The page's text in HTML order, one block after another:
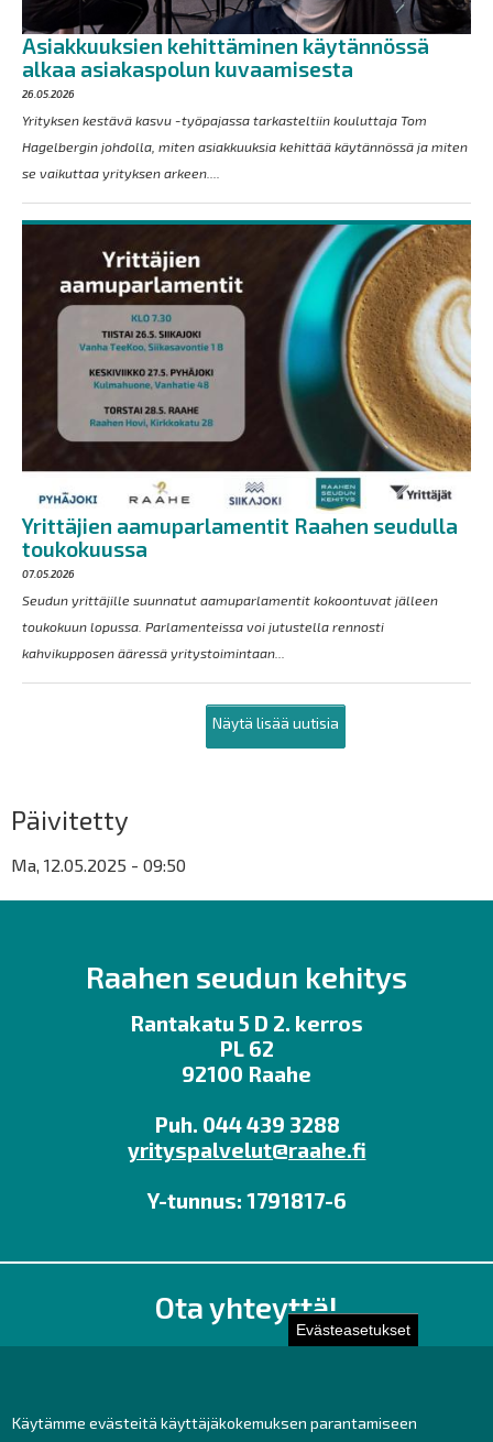
Evästeasetukset
Käytämme evästeitä käyttäjäkokemuksen parantamiseen
Asiakkuuksien kehittäminen käytännössä
alkaa asiakaspolun kuvaamisesta
26.05.2026
Yrityksen kestävä kasvu -työpajassa tarkasteltiin kouluttaja Tom
Hagelbergin johdolla, miten asiakkuuksia kehittää käytännössä ja miten
se vaikuttaa yrityksen arkeen....
Yrittäjien aamuparlamentit Raahen seudulla
toukokuussa
07.05.2026
Seudun yrittäjille suunnatut aamuparlamentit kokoontuvat jälleen
toukokuun lopussa. Parlamenteissa voi jutustella rennosti
kahvikupposen ääressä yritystoimintaan...
Näytä lisää uutisia
Päivitetty
Ma, 12.05.2025 - 09:50
Raahen seudun kehitys
Rantakatu 5 D 2. kerros
PL 62
92100 Raahe
Puh. 044 439 3288
yrityspalvelut@raahe.fi
Y-tunnus: 1791817-6
Ota yhteyttä!
Toimisto